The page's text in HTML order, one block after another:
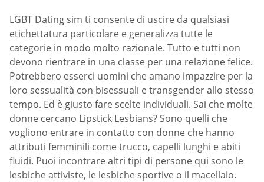
LGBT Dating sim ti consente di uscire da qualsiasi
etichettatura particolare e generalizza tutte le
categorie in modo molto razionale. Tutto e tutti non
devono rientrare in una classe per una relazione felice.
Potrebbero esserci uomini che amano impazzire per la
loro sessualità con bisessuali e transgender allo stesso
tempo. Ed è giusto fare scelte individuali. Sai che molte
donne cercano Lipstick Lesbians? Sono quelli che
vogliono entrare in contatto con donne che hanno
attributi femminili come trucco, capelli lunghi e abiti
fluidi. Puoi incontrare altri tipi di persone qui sono le
lesbiche attiviste, le lesbiche sportive o il macellaio.